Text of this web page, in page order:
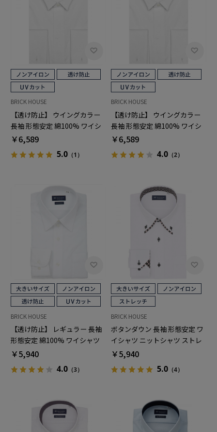
BRICK HOUSE
【透け防止】 ウイングカラー
長袖 形態安定 綿100% ワイシ
ャツ 白無地
￥6,589
5.0（1）
BRICK HOUSE
【透け防止】 ウイングカラー
長袖 形態安定 綿100% ワイシ
ャツ 白無地
￥6,589
4.0 （2）
BRICK HOUSE
【透け防止】 レギュラー 長袖
形態安定 綿100% ワイシャツ
白無地 大きいサイズ
￥5,940
4.0（3）
BRICK HOUSE
ボタンダウン 長袖 形態安定 ワ
イシャツ ニットシャツ ストレ
ッチ 大きいサイズ
￥5,940
5.0 （4）